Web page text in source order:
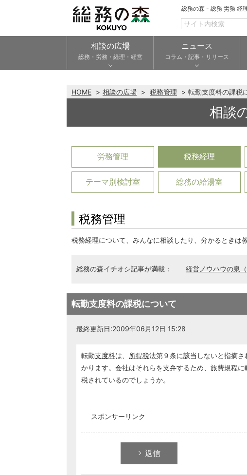
総務の森 - 総務 労務 経
相談の広場
総務・労務・経理・経営
ニュース
コラム・記事・リリース
HOME 相談の広場 税務管理 転勤支度料の課税
相談
労務管理 税務経理
テーマ別検討室 総務の給湯室
税務管理
税務経理について、みんなに相談したり、分かるときは
総務の森イチオシ記事が満載： 経営ノウハウの泉
転勤支度料の課税について
最終更新日:2009年06月12日 15:28
転勤支度料は、 所得税法第９条に該当しないと指摘
かります。会社はそれらを支弁するため、 旅費規程に
税されているのでしょうか。
スポンサーリンク
返信